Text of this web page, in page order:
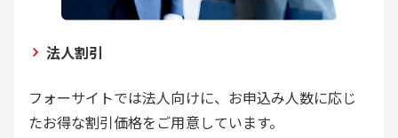
法人割引
フォーサイトでは法人向けに、お申込み人数に応じ
たお得な割引価格をご用意しています。